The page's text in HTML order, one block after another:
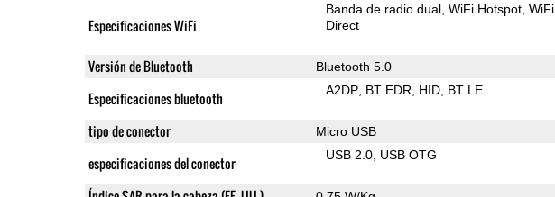
Especificaciones WiFi
Banda de radio dual WiFi Hotspot WiFi
Direct
Versión de Bluetooth Bluetooth 5.0
Especificaciones bluetooth A2DP BT EDR HID BT LE
tipo de conector Micro USB
especificaciones del conector USB 2.0 USB OTG